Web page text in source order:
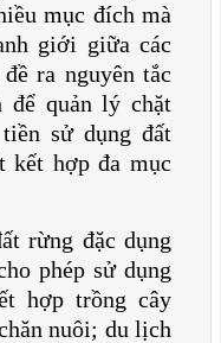
mục đích mà
giới giữa các
ra nguyên tắc
để quản lý chặt
sử dụng đất
kết hợp đa mục
rừng đặc dụng
phép sử dụng
hợp trồng cây
nuôi; du lịch